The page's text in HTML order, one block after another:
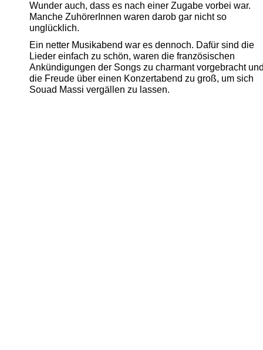
Wunder auch, dass es nach einer Zugabe vorbei war.
Manche ZuhörerInnen waren darob gar nicht so
unglücklich.
Ein netter Musikabend war es dennoch. Dafür sind die
Lieder einfach zu schön, waren die französischen
Ankündigungen der Songs zu charmant vorgebracht
die Freude über einen Konzertabend zu groß, um sich
Souad Massi vergällen zu lassen.